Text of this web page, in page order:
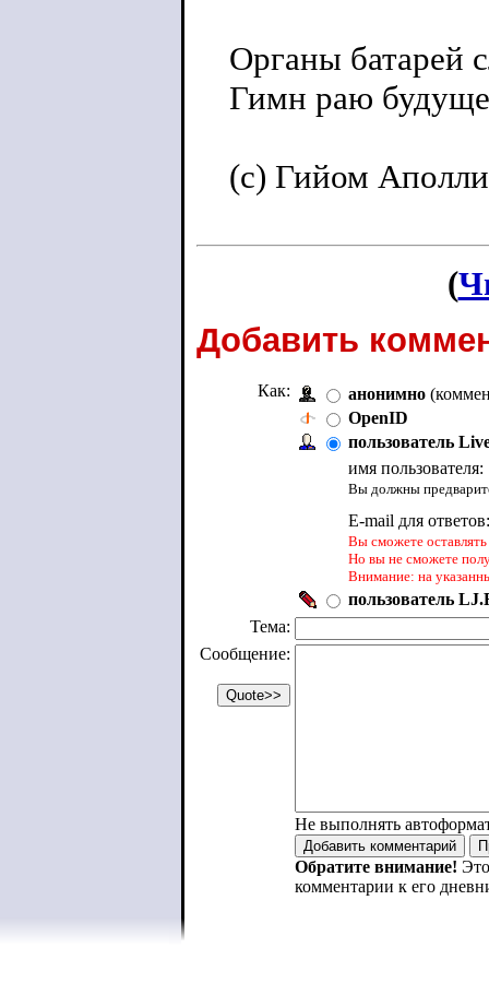
Органы батарей
Гимн раю
(с) Гийом
(
Добавить
Как: анонимно
OpenID
пользователь
имя пользователя:
Вы должны
E-mail для
Вы сможете
Но вы не сможете
Внимание: на
пользователь
Тема:
Сообщение:
Не выполнять
Обратите внимание!
комментарии к его